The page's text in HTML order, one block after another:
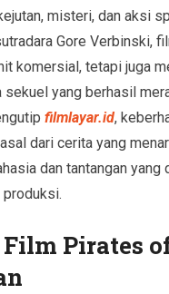
misteri, dan aksi
Gore Verbinski,
komersial, tetapi juga
sekuel yang berhasil
filmlayar.id,
dari cerita yang
dan tantangan yang
Pirates